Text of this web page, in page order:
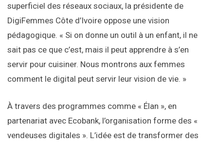
superficiel des réseaux sociaux, la présidente de
DigiFemmes Côte d’Ivoire oppose une vision
pédagogique. « Si on donne un outil à un enfant, il ne
sait pas ce que c’est, mais il peut apprendre à s’en
servir pour cuisiner. Nous montrons aux femmes
comment le digital peut servir leur vision de vie. »
À travers des programmes comme « Élan », en
partenariat avec Ecobank, l’organisation forme des «
vendeuses digitales ». L’idée est de transformer des